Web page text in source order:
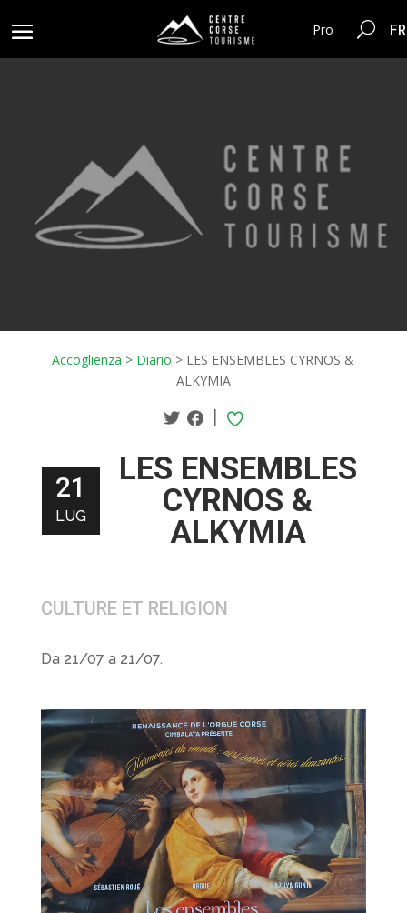
Pro
Accoglienza > Diario > LES ENSEMBLES CYRNOS &
ALKYMIA
|
21
LUG
LES ENSEMBLES
CYRNOS &
ALKYMIA
CULTURE ET RELIGION
Da 21/07 a 21/07.